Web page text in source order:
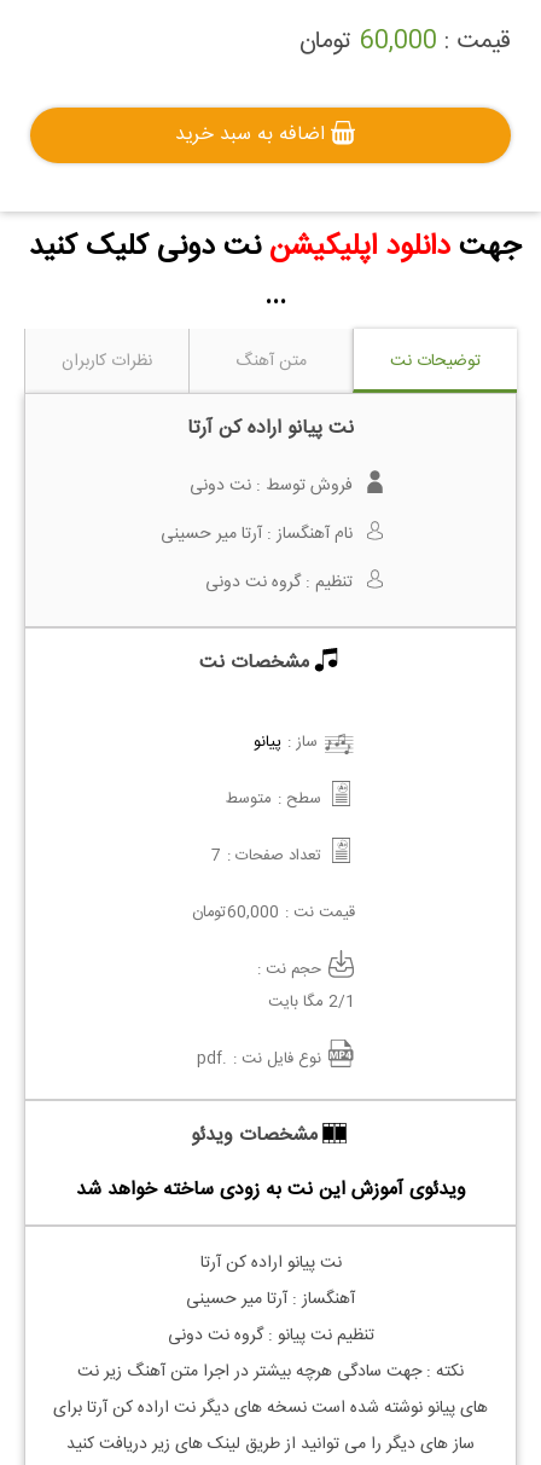
قیمت : 60,000 تومان
اضافه به سبد خرید
جهتدانلود اپلیکیشن نت دونی کلیک کنید
...
توضیحات نت متن آهنگ نظرات کاربران
نت پیانو اراده کن آرتا
فروش توسط : نت دونی
نام آهنگساز : آرتا میر حسینی
تنظیم :گروه نت دونی
مشخصات نت
ساز : پیانو
سطح : متوسط
تعداد صفحات : 7
قیمت نت : 60,000تومان
حجم نت :
2/1 مگا بایت
نوع فایل نت : .pdf
مشخصات ویدئو
ویدئوی آموزش این نت به زودی ساخته خواهد شد
نتپیانو اراده کن آرتا
آهنگساز : آرتا میر حسینی
تنظیم نتپیانو : گروه نت دونی
نکته : جهت سادگی هرچه بیشتر در اجرا متن آهنگ زیر نت
هایپیانونوشته شده است نسخه های دیگر نت اراده کنآرتابرای
ساز های دیگر را می توانید از طریق لینک های زیر دریافت کنید